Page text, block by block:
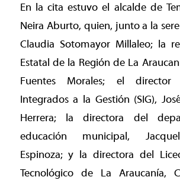
En la cita estuvo el alcalde de
Neira Aburto, quien, junto a la
Claudia Sotomayor Millaleo; la
Estatal de la Región de La
Fuentes Morales; el director
Integrados a la Gestión (SIG),
Herrera; la directora del
educación municipal,
Espinoza; y la directora del
Tecnológico de La Araucanía,